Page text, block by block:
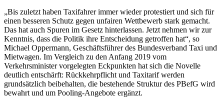
„Bis zuletzt haben Taxifahrer immer wieder protestiert und sich für
einen besseren Schutz gegen unfairen Wettbewerb stark gemacht.
Das hat auch Spuren im Gesetz hinterlassen. Jetzt nehmen wir zur
Kenntnis, dass die Politik ihre Entscheidung getroffen hat“, so
Michael Oppermann, Geschäftsführer des Bundesverband Taxi und
Mietwagen. Im Vergleich zu den Anfang 2019 vom
Verkehrsminister vorgelegten Eckpunkten hat sich die Novelle
deutlich entschärft: Rückkehrpflicht und Taxitarif werden
grundsätzlich beibehalten, die bestehende Struktur des PBefG wird
bewahrt und um Pooling-Angebote ergänzt.